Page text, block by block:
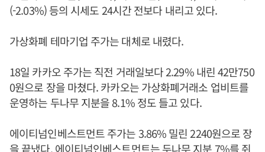
(-2.03%) 등의 시세도 24시간 전보다 내리고 있다.
가상화폐 테마기업 주가는 대체로 내렸다.
18일 카카오 주가는 직전 거래일보다 2.29% 내린 42만750
0원으로 장을 마쳤다. 카카오는 가상화폐거래소 업비트를
운영하는 두나무 지분을 8.1% 정도 들고 있다.
에이티넘인베스트먼트 주가는 3.86% 밀린 2240원으로 장
을 끝냈다. 에이티넘인베스트먼트는 두나무 지분 7%를 쥐